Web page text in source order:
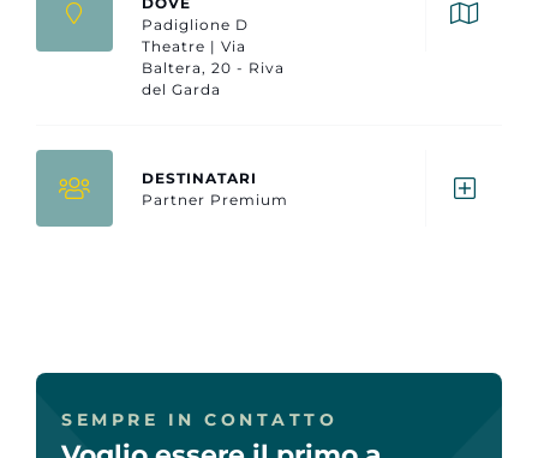
Padiglione D
Theatre | Via
Baltera, 20 - Riva
del Garda
DESTINATARI
Partner Premium
SEMPRE IN CONTATTO